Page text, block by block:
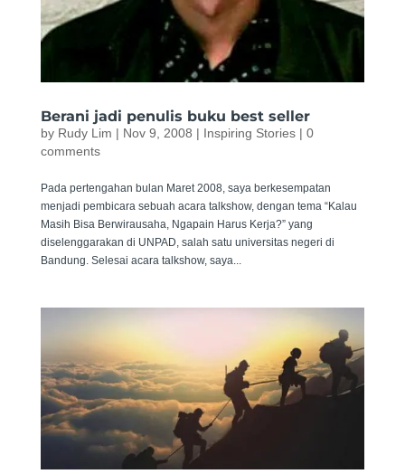
Berani jadi penulis buku best seller
by Rudy Lim | Nov 9, 2008 | Inspiring Stories| 0
comments
Pada pertengahan bulan Maret 2008, saya berkesempatan
menjadi pembicara sebuah acara talkshow, dengan tema “Kalau
Masih Bisa Berwirausaha, Ngapain Harus Kerja?” yang
diselenggarakan di UNPAD, salah satu universitas negeri di
Bandung. Selesai acara talkshow, saya...